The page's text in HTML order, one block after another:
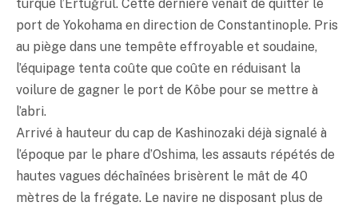
turque l’Ertuğrul. Cette dernière venait de quitter le
port de Yokohama en direction de Constantinople. Pris
au piège dans une tempête effroyable et soudaine,
l’équipage tenta coûte que coûte en réduisant la
voilure de gagner le port de Kôbe pour se mettre à
l’abri.
Arrivé à hauteur du cap de Kashinozaki déjà signalé à
l’époque par le phare d’Oshima, les assauts répétés de
hautes vagues déchaînées brisèrent le mât de 40
mètres de la frégate. Le navire ne disposant plus de